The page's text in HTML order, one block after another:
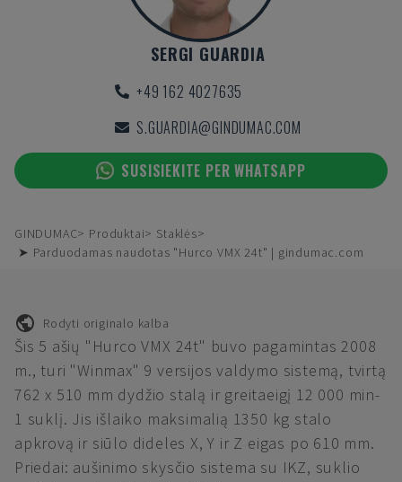
SERGI GUARDIA
+49 162 4027635
S.GUARDIA@GINDUMAC.COM
SUSISIEKITE PER WHATSAPP
GINDUMAC Produktai
Staklės
➤ Parduodamas naudotas "Hurco VMX 24t" | gindumac.com
Rodyti originalo kalba
Šis 5 ašių "Hurco VMX 24t" buvo pagamintas 2008
m., turi "Winmax" 9 versijos valdymo sistemą, tvirtą
762 x 510 mm dydžio stalą ir greitaeigį 12 000 min-
1 suklį. Jis išlaiko maksimalią 1350 kg stalo
apkrovą ir siūlo dideles X, Y ir Z eigas po 610 mm.
Priedai: aušinimo skysčio sistema su IKZ, suklio